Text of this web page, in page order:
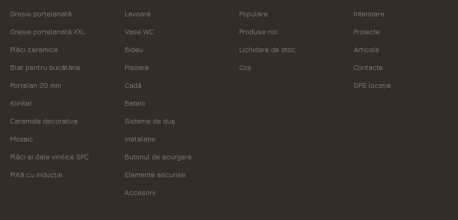
Gresie porțelanată
Gresie porțelanată XXL
Plăci ceramice
Blat pentru bucătărie
Porțelan 20 mm
Klinker
Caramida decorativa
Mozaic
Plăci şi dale vinilice SPC
Plită cu inducție
Lavoare
Vase WC
Bideu
Pisoare
Cadă
Baterii
Sisteme de duș
Instalație
Butonul de scurgere
Elemente ascunse
Accesorii
Populare
Produse noi
Lichidare de stoc
Coș
Interioare
Proiecte
Articole
Contacte
GPS locație